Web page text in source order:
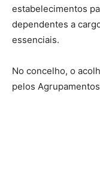
estabelecimentos
dependentes a
essenciais.
No concelho, o
pelos